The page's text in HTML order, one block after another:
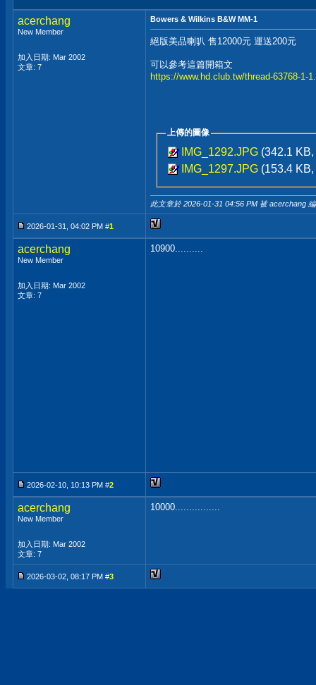
acerchang
New Member
加入日期: Mar 2002
文章: 7
Bowers & Wilkins B&W MM-1
絕版美品喇叭 售12000元 運送200元
可以參考這篇開箱文
https://www.hd.club.tw/thread-63768-1-
上傳的圖像
IMG_1292.JPG (342.1
IMG_1297.JPG (153.4
此文章於 2026-01-31 04:56 PM 被 acerchang
2026-01-31, 04:02 PM #1
acerchang
New Member
加入日期: Mar 2002
文章: 7
10900..........
2026-02-10, 10:13 PM #2
acerchang
New Member
加入日期: Mar 2002
文章: 7
10000................
2026-03-02, 08:17 PM #3